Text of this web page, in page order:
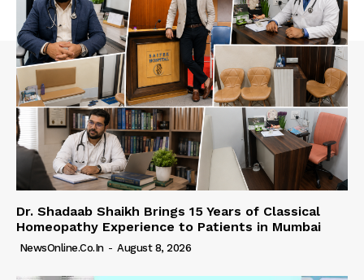
Dr. Shadaab Shaikh Brings 15 Years of Classical
Homeopathy Experience to Patients in Mumbai
NewsOnline.co.in - August 8, 2026